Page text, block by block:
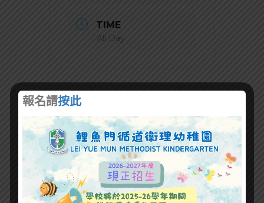
TIME
All Day
+ Add to Google Calendar
+ iCal / Outlook export
報名請按此